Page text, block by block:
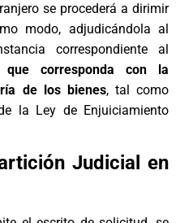
se procederá a dirimir
modo, adjudicándola al
correspondiente al
corresponda con la
de los bienes, tal como
la Ley de Enjuiciamiento
Judicial en